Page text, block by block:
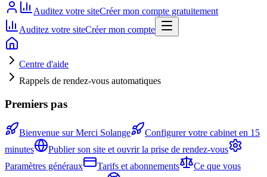
Auditez votre siteCréer mon compte gratuitement
Auditez votre siteCréer mon compte
Centre d'aide
Rappels de rendez-vous automatiques
Premiers pas
Bienvenue sur Merci Solange
Configurer votre cabinet en 15
minutes
Publier son site et ouvrir la prise de rendez-vous
Paramètres généraux
Tarifs et abonnements
Ce que vous